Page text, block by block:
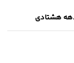
هشتادی